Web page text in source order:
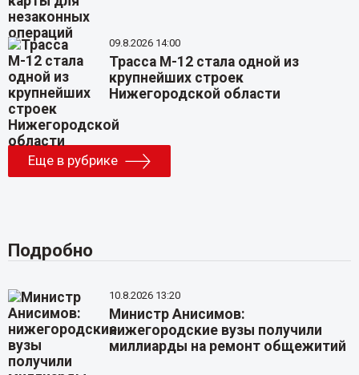
09.8.2026 14:00
Трасса М-12 стала одной из
крупнейших строек
Нижегородской области
Еще в рубрике
Подробно
10.8.2026 13:20
Министр Анисимов:
нижегородские вузы получили
миллиарды на ремонт общежитий